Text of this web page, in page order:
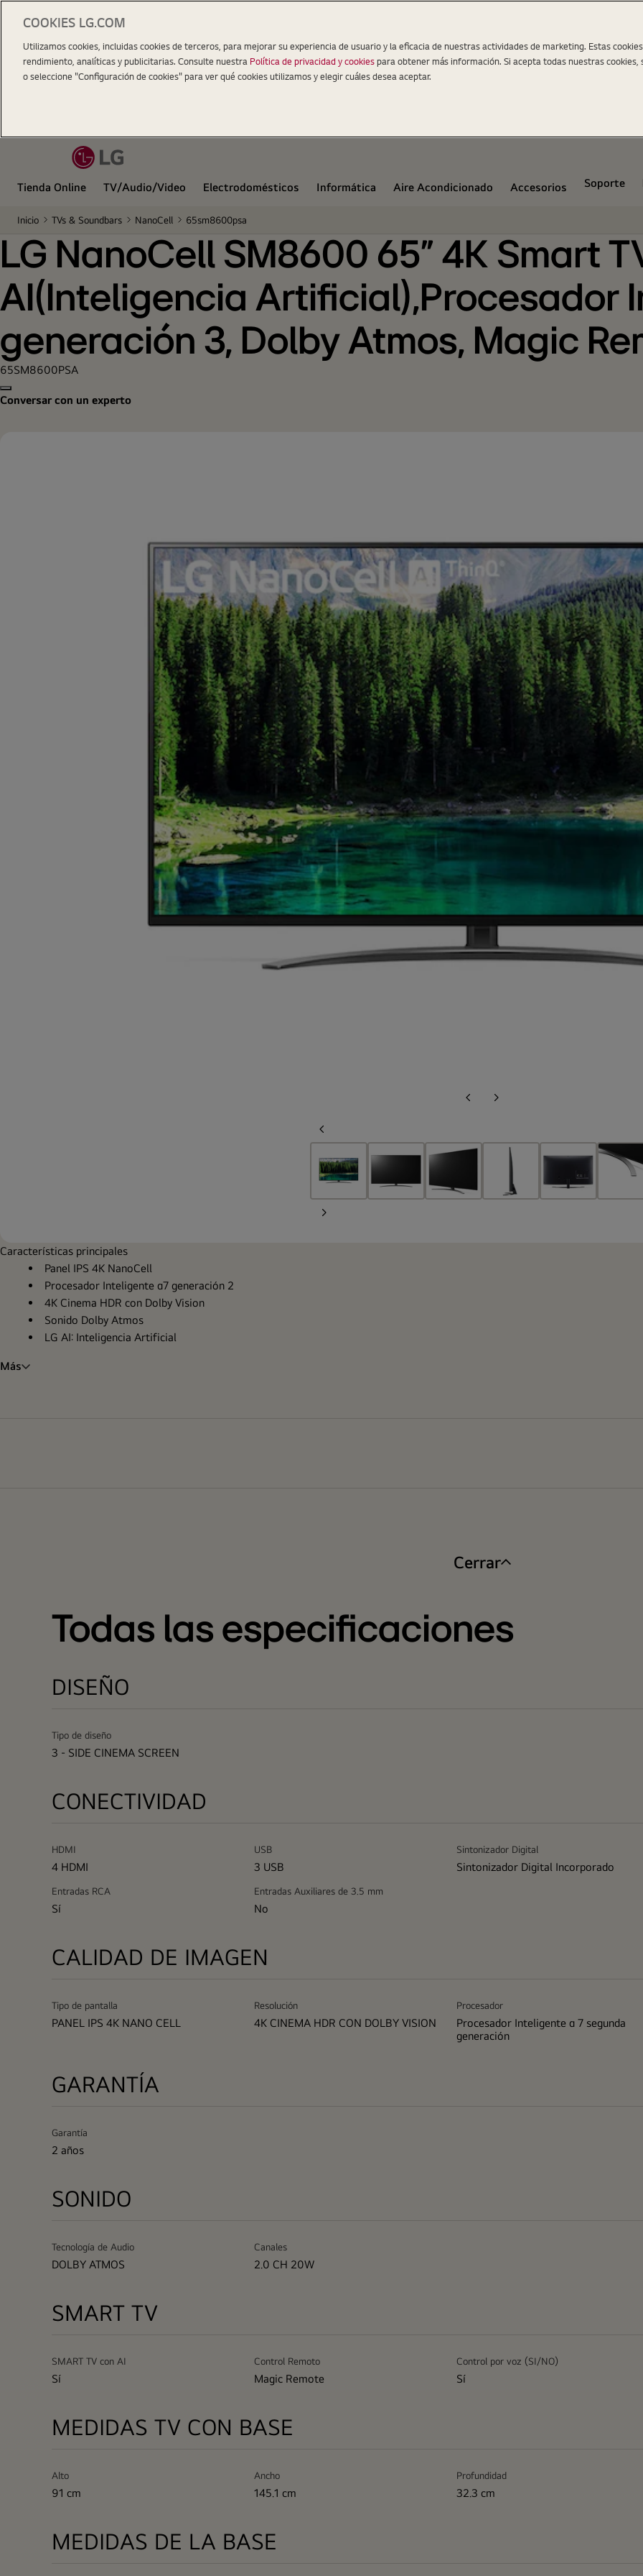
Tienda Online TV/Audio/Video Electrodomésticos Informática Aire Acondicionado Accesorios Soporte
Inicio TVs & Soundbars NanoCell 65sm8600psa
LG NanoCell SM8600 65" 4K Smart TV con AI(Inteligencia Artificial),Procesador Inteligente α7
LG NanoCell SM8600 65" 4K Smart
AI(Inteligencia Artificial),Procesador
generación 3, Dolby Atmos, Magic
65SM8600PSA
Copy model name
Conversar con un experto
Diapositiva
Siguiente
Diapositiva
Siguiente
Características principales
Panel IPS 4K NanoCell
Procesador Inteligente α7 generación 2
4K Cinema HDR con Dolby Vision
Sonido Dolby Atmos
LG AI: Inteligencia Artificial
Más
Cerrar
Todas las especificaciones
DISEÑO
Tipo de diseño
3 - SIDE CINEMA SCREEN
CONECTIVIDAD
HDMI
4 HDMI
USB
3 USB
Sintonizador Digital
Sintonizador Digital Incorporado
Entradas RCA
Sí
Entradas Auxiliares de 3.5 mm
No
CALIDAD DE IMAGEN
Tipo de pantalla
PANEL IPS 4K NANO CELL
Resolución
4K CINEMA HDR CON DOLBY VISION
Procesador
Procesador Inteligente α 7 segunda
generación
GARANTÍA
Garantía
2 años
SONIDO
Tecnología de Audio
DOLBY ATMOS
Canales
2.0 CH 20W
SMART TV
SMART TV con AI
Sí
Control Remoto
Magic Remote
Control por voz (SI/NO)
Sí
MEDIDAS TV CON BASE
Alto
91 cm
Ancho
145.1 cm
Profundidad
32.3 cm
MEDIDAS DE LA BASE
COOKIES LG.COM
Utilizamos cookies, incluidas cookies de terceros, para mejorar su experiencia de usuario y la eficacia de nuestras actividades de marketing. Estas
rendimiento, analíticas y publicitarias. Consulte nuestra Política de privacidad y cookiespara obtener más información. Si acepta todas nuestras
o seleccione "Configuración de cookies" para ver qué cookies utilizamos y elegir cuáles desea aceptar.